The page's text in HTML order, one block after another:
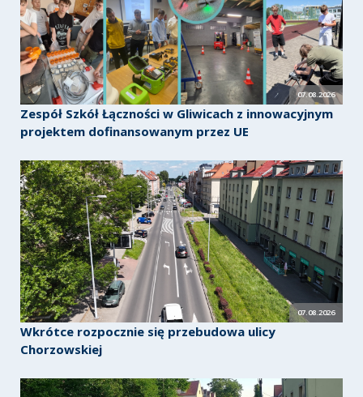
07.08.2026
Zespół Szkół Łączności w Gliwicach z innowacyjnym
projektem dofinansowanym przez UE
07.08.2026
Wkrótce rozpocznie się przebudowa ulicy
Chorzowskiej